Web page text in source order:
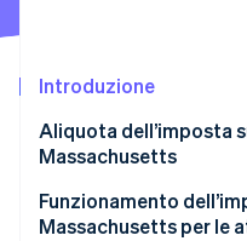
Stripe Sessions
Scopri come
Guarda ora
Introduzione
Aliquota dell’imposta
Massachusetts
Funzionamento
Massachusetts per le